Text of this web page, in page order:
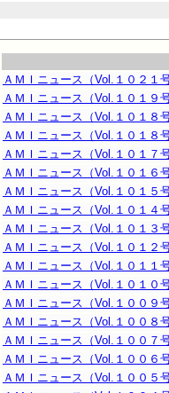
ＡＭＩニュース（Vol.１０２１
ＡＭＩニュース（Vol.１０１９
ＡＭＩニュース（Vol.１０１８
ＡＭＩニュース（Vol.１０１８
ＡＭＩニュース（Vol.１０１７
ＡＭＩニュース（Vol.１０１６
ＡＭＩニュース（Vol.１０１５
ＡＭＩニュース（Vol.１０１４
ＡＭＩニュース（Vol.１０１３
ＡＭＩニュース（Vol.１０１２
ＡＭＩニュース（Vol.１０１１
ＡＭＩニュース（Vol.１０１０
ＡＭＩニュース（Vol.１００９
ＡＭＩニュース（Vol.１００８
ＡＭＩニュース（Vol.１００７
ＡＭＩニュース（Vol.１００６
ＡＭＩニュース（Vol.１００５